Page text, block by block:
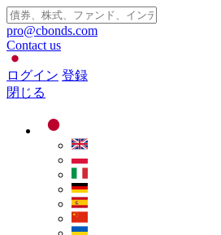
pro@cbonds.com
Contact us
ログイン 登録
閉じる